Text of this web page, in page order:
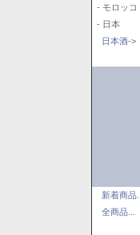
- モロッコ
- 日本
日本酒->
新着商品...
全商品...